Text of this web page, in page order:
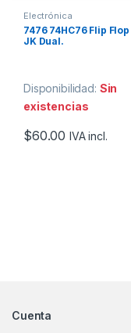
Electrónica
7476 74HC76 Flip
JK Dual.
Disponibilidad: Sin
existencias
$60.00 IVA incl.
Cuenta